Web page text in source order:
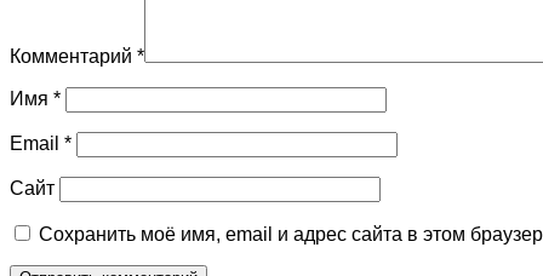
Комментарий *
Имя *
Email *
Сайт
Сохранить моё имя, email и адрес сайта в этом